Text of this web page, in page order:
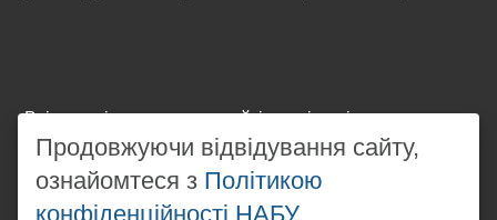
Всі матеріали на цьому сайті розміщені на умовах
ліцензіїCreative Commons Attribution-NonCommercial-
NoDerivatives 4.0 International. Використання будь-
яких матеріалів, розміщених на сайті, дозволяється
за умови посилання наwww.nabu.gov.ua
Продовжуючи відвідування сайту,
ознайомтеся з Політикою
конфіденційності НАБУ